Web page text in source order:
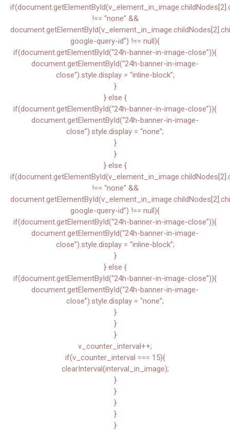
!== “none” &&
google-query-id”) !== null){
if(document.getElementById(“24h-banner-in-image-close”)){
document.getElementById(“24h-banner-in-image-
close”).style.display = “inline-block”;
}
} else {
if(document.getElementById(“24h-banner-in-image-close”)){
document.getElementById(“24h-banner-in-image-
close”).style.display = “none”;
}
}
} else {
!== “none” &&
google-query-id”) !== null){
if(document.getElementById(“24h-banner-in-image-close”)){
document.getElementById(“24h-banner-in-image-
close”).style.display = “inline-block”;
}
} else {
if(document.getElementById(“24h-banner-in-image-close”)){
document.getElementById(“24h-banner-in-image-
close”).style.display = “none”;
}
}
}
v_counter_interval++;
if(v_counter_interval === 15){
clearInterval(interval_in_image);
}
}
}
}
}